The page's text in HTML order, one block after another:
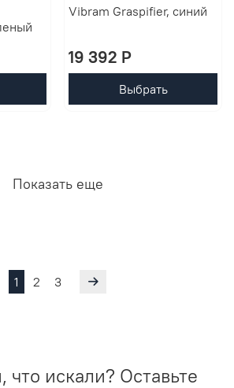
Vibram Graspifier, синий
19 392 P
Выбрать
Показать еще
1 2 3
искали? Оставьте